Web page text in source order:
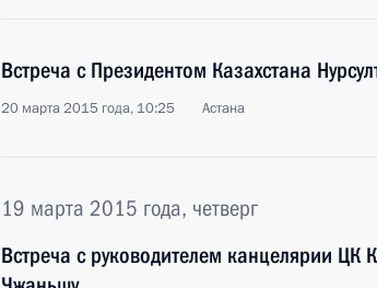
Встреча с Президентом Казахстана
20 марта 2015 года, 10:25 Астана
19 марта 2015 года, четверг
Встреча с руководителем канцелярии ЦК